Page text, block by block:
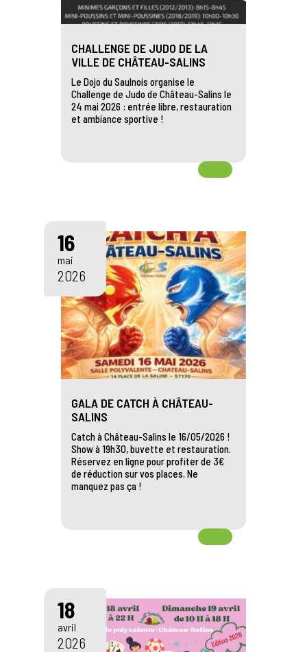
CHALLENGE DE JUDO DE LA
VILLE DE CHÂTEAU-SALINS
Le Dojo du Saulnois organise le
Challenge de Judo de Château-Salins le
24 mai 2026 : entrée libre, restauration
et ambiance sportive !
16
mai
2026
GALA DE CATCH À CHÂTEAU-
SALINS
Catch à Château-Salins le 16/05/2026 !
Show à 19h30, buvette et restauration.
Réservez en ligne pour profiter de 3€
de réduction sur vos places. Ne
manquez pas ça !
18
avril
2026